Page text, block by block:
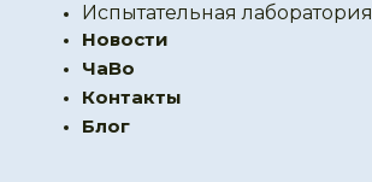
Испытательная лаборатория
Новости
ЧаВо
Контакты
Блог